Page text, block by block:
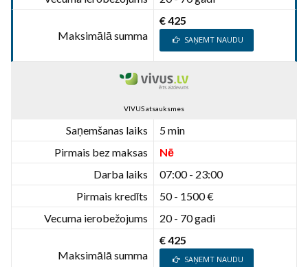
Maksimālā summa
€ 425
SAŅEMT NAUDU
VIVUS atsauksmes
Saņemšanas laiks
5 min
Pirmais bez maksas
Nē
Darba laiks
07:00 - 23:00
Pirmais kredīts
50 - 1500 €
Vecuma ierobežojums
20 - 70 gadi
Maksimālā summa
€ 425
SAŅEMT NAUDU